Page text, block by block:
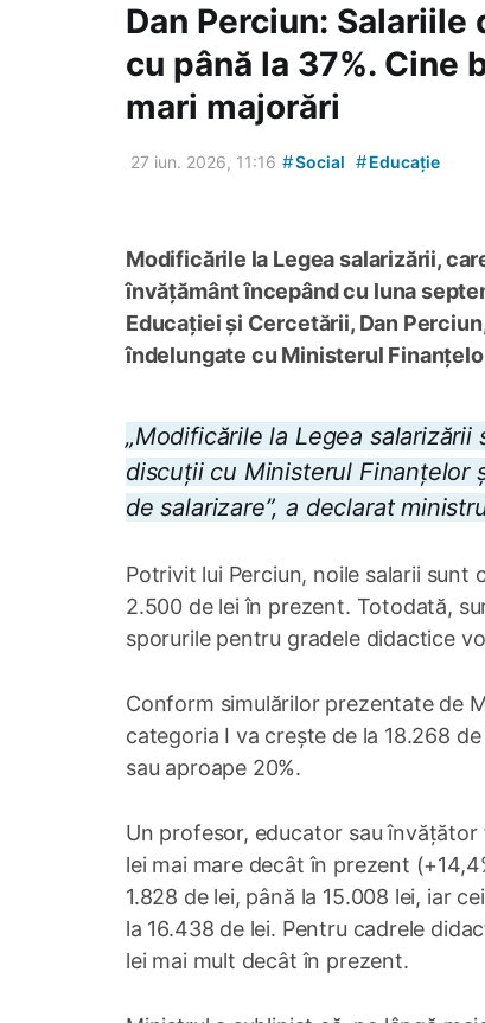
Dan Perciun:
cu până la 37%. Cine
mari majorări
27 iun. 2026, 11:16 #Social #Educație
Modificările la Legea salarizării,
învățământ începând cu luna
Educației și Cercetării, Dan
îndelungate cu Ministerul
„Modificările la Legea
discuții cu Ministerul Finanțelor
de salarizare”, a declarat
Potrivit lui Perciun, noile salarii sunt
2.500 de lei în prezent. Totodată,
sporurile pentru gradele didactice
Conform simulărilor prezentate de
categoria I va crește de la 18.268
sau aproape 20%.
Un profesor, educator sau învățător
lei mai mare decât în prezent
1.828 de lei, până la 15.008 lei, iar
la 16.438 de lei. Pentru cadrele
lei mai mult decât în prezent.